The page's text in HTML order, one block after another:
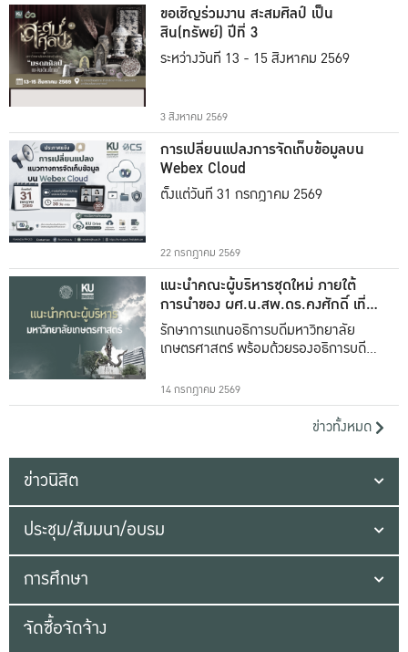
ขอเชิญร่วมงาน สะสมศิลป์ เป็น
สิน(ทรัพย์) ปีที่ 3
ระหว่างวันที่ 13 - 15 สิงหาคม 2569
3 สิงหาคม 2569
การเปลี่ยนแปลงการจัดเก็บข้อมูลบน
Webex Cloud
ตั้งแต่วันที่ 31 กรกฎาคม 2569
22 กรกฎาคม 2569
แนะนำคณะผู้บริหารชุดใหม่ ภายใต้
การนำของ ผศ.น.สพ.ดร.คงศักดิ์ เที่ยง
ธรรม
รักษาการแทนอธิการบดีมหาวิทยาลัย
เกษตรศาสตร์ พร้อมด้วยรองอธิการบดีทั้ง
14 กรกฎาคม 2569
ข่าวทั้งหมด
ข่าวนิสิต
ประชุม/สัมมนา/อบรม
การศึกษา
จัดซื้อจัดจ้าง